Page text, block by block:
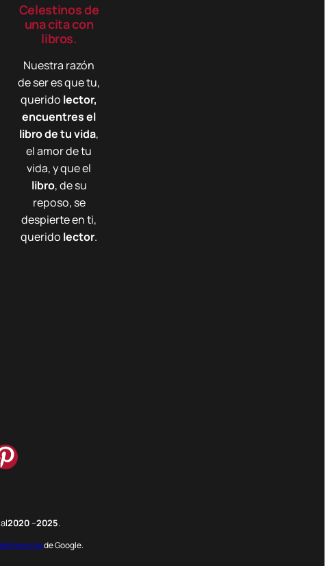
Celestinos de
una cita con
libros.
Nuestra razón
de ser es que tu,
querido lector,
encuentres el
libro de tu vida,
el amor de tu
vida, y que el
libro, de su
reposo, se
despierte en ti,
querido lector.
2020–2025.
serviciode Google.